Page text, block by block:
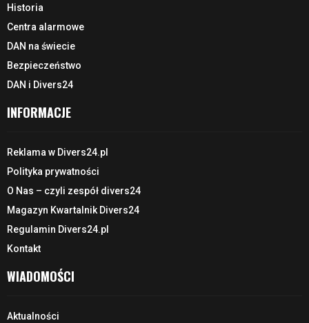
Historia
Centra alarmowe
DAN na świecie
Bezpieczeństwo
DAN i Divers24
INFORMACJE
Reklama w Divers24.pl
Polityka prywatności
O Nas – czyli zespół divers24
Magazyn Kwartalnik Divers24
Regulamin Divers24.pl
Kontakt
WIADOMOŚCI
Aktualności